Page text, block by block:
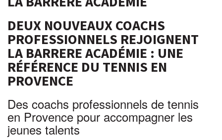
DEUX NOUVEAUX COACHS
PROFESSIONNELS REJOIGNENT
LA BARRERE ACADÉMIE : UNE
RÉFÉRENCE DU TENNIS EN
PROVENCE
Des coachs professionnels de tennis
en Provence pour accompagner les
jeunes talents